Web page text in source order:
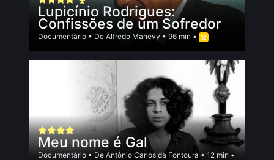
Lupicínio Rodrigues:
Confissões de um Sofredor
Documentário • De Alfredo Manevy • 96 min •
Meu nome é Gal
Documentário • De Antônio Carlos da Fontoura • 12 min •